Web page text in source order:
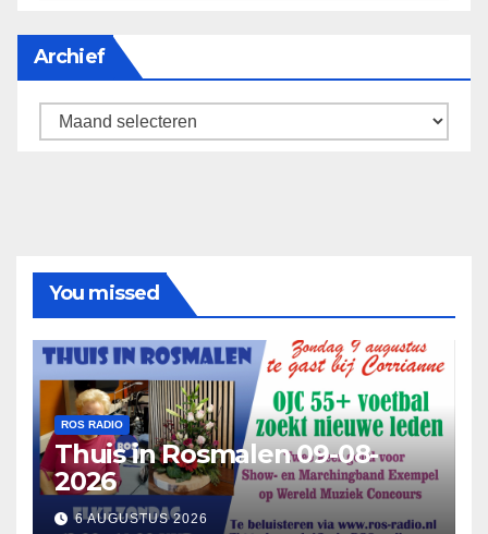
Archief
Archief
You missed
ROS RADIO
Thuis in Rosmalen 09-08-
2026
6 AUGUSTUS 2026